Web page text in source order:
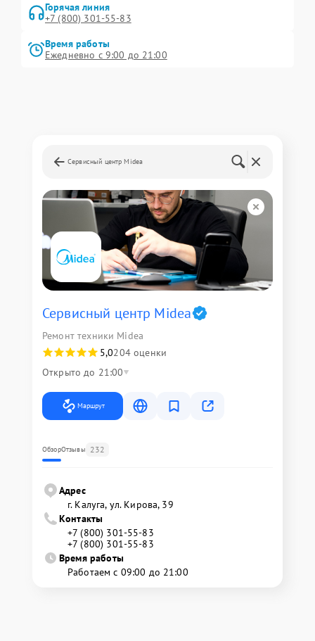
Горячая линия
+7 (800) 301-55-83
Время работы
Ежедневно с 9:00 до 21:00
Сервисный центр Midea
Сервисный центр Midea
Ремонт техники Midea
5,0204 оценки
Открыто до 21:00
Маршрут
ОбзорОтзывы 232
Адрес
г. Калуга, ул. Кирова, 39
Контакты
+7 (800) 301-55-83
+7 (800) 301-55-83
Время работы
Работаем с 09:00 до 21:00